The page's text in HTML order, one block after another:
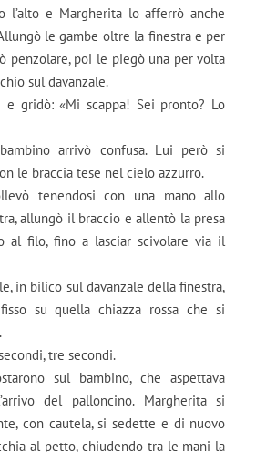
l’alto e Margherita lo afferrò anche
le gambe oltre la finestra e per
penzolare, poi le piegò una per volta
sul davanzale.
e gridò: «Mi scappa! Sei pronto? Lo
arrivò confusa. Lui però si
le braccia tese nel cielo azzurro.
tenendosi con una mano allo
allungò il braccio e allentò la presa
al filo, fino a lasciar scivolare via il
in bilico sul davanzale della finestra,
su quella chiazza rossa che si
tre secondi.
sul bambino, che aspettava
del palloncino. Margherita si
con cautela, si sedette e di nuovo
al petto, chiudendo tra le mani la